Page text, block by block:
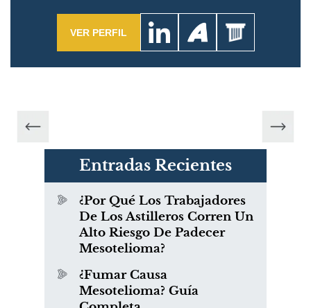
VER PERFIL
Entradas Recientes
¿Por Qué Los Trabajadores
De Los Astilleros Corren Un
Alto Riesgo De Padecer
Mesotelioma?
¿Fumar Causa
Mesotelioma? Guía